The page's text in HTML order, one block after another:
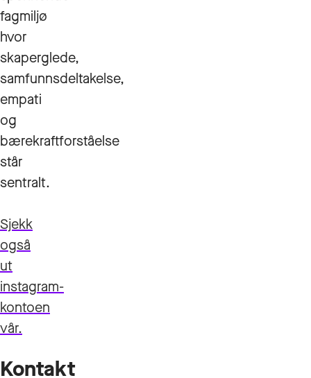
fagmiljø
hvor
skaperglede,
samfunnsdeltakelse,
empati
og
bærekraftforståelse
står
sentralt.
Sjekk
også
ut
instagram-
kontoen
vår.
Kontakt